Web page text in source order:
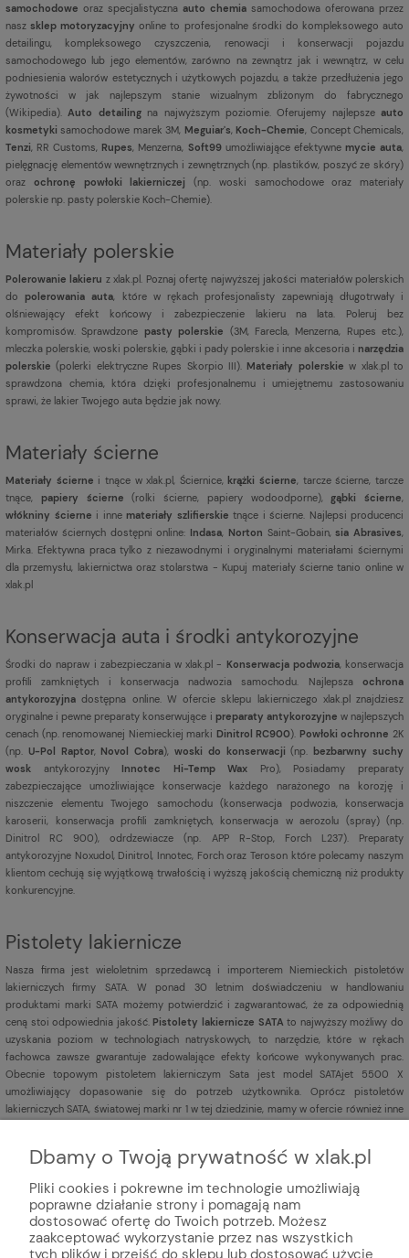
samochodowe oraz specjalistyczna auto chemia samochodowa oferowana przez
naszsklep motoryzacyjny online to profesjonalne środki do kompleksowego auto
detailingu, kompleksowego czyszczenia, renowacji i konserwacji pojazdu
samochodowego lub jego elementów, zarówno na zewnątrz jak i wewnątrz, w celu
podniesienia walorów estetycznych i użytkowych pojazdu, a także przedłużenia jego
żywotności w jak najlepszym stanie wizualnym zbliżonym do fabrycznego
(Wikipedia). Auto detailingna najwyższym poziomie. Oferujemy najlepszeauto
kosmetykisamochodowe marek 3M, Meguiar's Koch-Chemie , Concept Chemicals,
Tenzi , RR Customs, Rupes , Menzerna, Soft99umożliwiające efektywne mycie auta
pielęgnację elementów wewnętrznych i zewnętrznych (np. plastików, poszyć ze skóry)
oraz ochronę powłoki lakierniczej (np. woski samochodowe oraz materiały
polerskie np. pasty polerskie Koch-Chemie).
Materiały polerskie
Polerowanie lakieru z xlak.pl. Poznaj ofertę najwyższej jakości materiałów polerskich
dopolerowania auta , które w rękach profesjonalisty zapewniają długotrwały i
olśniewający efekt końcowy i zabezpieczenie lakieru na lata. Poleruj bez
kompromisów. Sprawdzone pasty polerskie (3M, Farecla, Menzerna, Rupes etc.),
mleczka polerskie, woski polerskie, gąbki i pady polerskie i inne akcesoria i narzędzia
polerskie (polerki elektryczne Rupes Skorpio III). Materiały polerskie w xlak.pl to
sprawdzona chemia, która dzięki profesjonalnemu i umiejętnemu zastosowaniu
sprawi, że lakier Twojego auta będzie jak nowy.
Materiały ścierne
Materiały ścierne i tnące w xlak.pl, Ściernice,krążki ścierne , tarcze ścierne, tarcze
tnące, papiery ścierne (rolki ścierne, papiery wodoodporne),gąbki ścierne
włókniny ścierne i inne materiały szlifierskie tnące i ścierne. Najlepsi producenci
materiałów ściernych dostępni online: Indasa Norton Saint-Gobain,sia Abrasives
Mirka. Efektywna praca tylko z niezawodnymi i oryginalnymi materiałami ściernymi
dla przemysłu, lakiernictwa oraz stolarstwa - Kupuj materiały ścierne tanio online w
xlak.pl
Konserwacja auta i środki antykorozyjne
Środki do napraw i zabezpieczania w xlak.pl - Konserwacja podwozia, konserwacja
profili zamkniętych i konserwacja nadwozia samochodu. Najlepsza ochrona
antykorozyjna dostępna online. W ofercie sklepu lakierniczego xlak.pl znajdziesz
oryginalne i pewne preparaty konserwujące i preparaty antykorozyjne w najlepszych
cenach (np. renomowanej Niemieckiej marki Dinitrol RC900). Powłoki ochronne 2K
(np. U-Pol Raptor, Novol Cobra),woski do konserwacji (np.bezbarwny suchy
wosk antykorozyjny Innotec Hi-Temp Wax Pro), Posiadamy preparaty
zabezpieczające umożliwiające konserwacje każdego narażonego na korozję i
niszczenie elementu Twojego samochodu (konserwacja podwozia, konserwacja
karoserii, konserwacja profili zamkniętych, konserwacja w aerozolu (spray) (np.
Dinitrol RC 900), odrdzewiacze (np. APP R-Stop, Forch L237). Preparaty
antykorozyjne Noxudol, Dinitrol, Innotec, Forch oraz Teroson które polecamy naszym
klientom cechują się wyjątkową trwałością i wyższą jakością chemiczną niż produkty
konkurencyjne.
Pistolety lakiernicze
Nasza firma jest wieloletnim sprzedawcą i importerem Niemieckich pistoletów
lakierniczych firmy SATA. W ponad 30 letnim doświadczeniu w handlowaniu
produktami marki SATA możemy potwierdzić i zagwarantować, że za odpowiednią
ceną stoi odpowiednia jakość. Pistolety lakiernicze SATA to najwyższy możliwy do
uzyskania poziom w technologiach natryskowych, to narzędzie, które w rękach
fachowca zawsze gwarantuje zadowalające efekty końcowe wykonywanych prac.
Obecnie topowym pistoletem lakierniczym Sata jest model SATAjet 5500 X
umożliwiający dopasowanie się do potrzeb użytkownika. Oprócz pistoletów
lakierniczych SATA, światowej marki nr 1 w tej dziedzinie, mamy w ofercie również inne
Dbamy o Twoją prywatność w xlak.pl
Pliki cookies i pokrewne im technologie umożliwiają
poprawne działanie strony i pomagają nam
dostosować ofertę do Twoich potrzeb. Możesz
zaakceptować wykorzystanie przez nas wszystkich
tych plików i przejść do sklepu lub dostosować użycie